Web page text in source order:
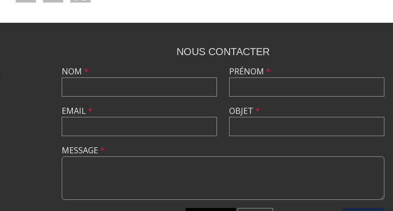
NOUS CONTACTER
NOM *
EMAIL*
PRÉNOM *
OBJET *
MESSAGE *